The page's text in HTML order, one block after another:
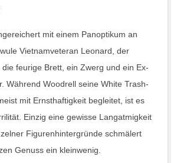
mit einem Panoptikum an
Vietnamveteran Leonard, der
feurige Brett, ein Zwerg und ein Ex-
Während Woodrell seine White Trash-
mit Ernsthaftigkeit begleitet, ist es
Einzig eine gewisse Langatmigkeit
Figurenhintergründe schmälert
Genuss ein kleinwenig.